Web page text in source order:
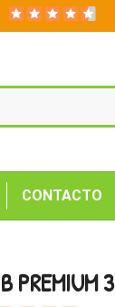
CONTACTO
PREMIUM